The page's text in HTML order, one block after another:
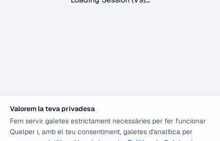
Valorem la teva privadesa
Fem servir galetes estrictament necessàries per fer funcionar
Quelper i, amb el teu consentiment, galetes d'analítica per